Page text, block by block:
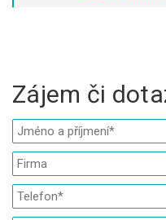
Zájem či